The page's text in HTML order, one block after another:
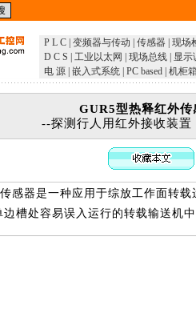
P L C 变频器与传动 传感器 现场
D C S
工业以太网 现场总线
显示
电 源 嵌入式系统 PC based 机柜
GUR5型热释红外
--探测行人用红外接收装
感器是一种应用于综放工作面转
边槽处容易误入运行的转载输送机